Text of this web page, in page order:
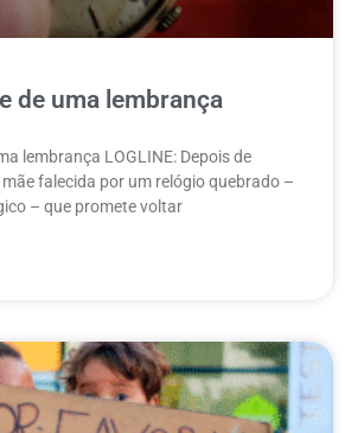
de uma lembrança
lembrança LOGLINE: Depois de
falecida por um relógio quebrado –
– que promete voltar